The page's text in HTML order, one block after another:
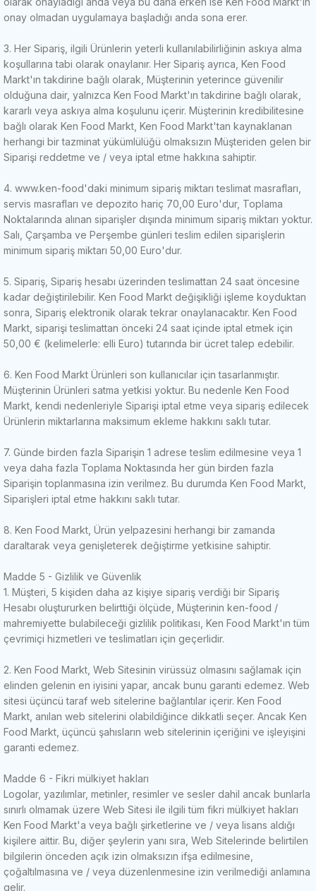
onay olmadan uygulamaya başladığı anda sona erer.
3. Her Sipariş, ilgili Ürünlerin yeterli kullanılabilirliğinin askıya alma
koşullarına tabi olarak onaylanır. Her Sipariş ayrıca, Ken Food
Markt'ın takdirine bağlı olarak, Müşterinin yeterince güvenilir
olduğuna dair, yalnızca Ken Food Markt'ın takdirine bağlı olarak,
kararlı veya askıya alma koşulunu içerir. Müşterinin kredibilitesine
bağlı olarak Ken Food Markt, Ken Food Markt'tan kaynaklanan
herhangi bir tazminat yükümlülüğü olmaksızın Müşteriden gelen bir
Siparişi reddetme ve / veya iptal etme hakkına sahiptir.
4. www.ken-food'daki minimum sipariş miktarı teslimat masrafları,
servis masrafları ve depozito hariç 70,00 Euro'dur, Toplama
Noktalarında alınan siparişler dışında minimum sipariş miktarı yoktur.
Salı, Çarşamba ve Perşembe günleri teslim edilen siparişlerin
minimum sipariş miktarı 50,00 Euro'dur.
5. Sipariş, Sipariş hesabı üzerinden teslimattan 24 saat öncesine
kadar değiştirilebilir. Ken Food Markt değişikliği işleme koyduktan
sonra, Sipariş elektronik olarak tekrar onaylanacaktır. Ken Food
Markt, siparişi teslimattan önceki 24 saat içinde iptal etmek için
50,00 € (kelimelerle: elli Euro) tutarında bir ücret talep edebilir.
6. Ken Food Markt Ürünleri son kullanıcılar için tasarlanmıştır.
Müşterinin Ürünleri satma yetkisi yoktur. Bu nedenle Ken Food
Markt, kendi nedenleriyle Siparişi iptal etme veya sipariş edilecek
Ürünlerin miktarlarına maksimum ekleme hakkını saklı tutar.
7. Günde birden fazla Siparişin 1 adrese teslim edilmesine veya 1
veya daha fazla Toplama Noktasında her gün birden fazla
Siparişin toplanmasına izin verilmez. Bu durumda Ken Food Markt,
Siparişleri iptal etme hakkını saklı tutar.
8. Ken Food Markt, Ürün yelpazesini herhangi bir zamanda
daraltarak veya genişleterek değiştirme yetkisine sahiptir.
Madde 5 - Gizlilik ve Güvenlik
1. Müşteri, 5 kişiden daha az kişiye sipariş verdiği bir Sipariş
Hesabı oluştururken belirttiği ölçüde, Müşterinin ken-food /
mahremiyette bulabileceği gizlilik politikası, Ken Food Markt'ın tüm
çevrimiçi hizmetleri ve teslimatları için geçerlidir.
2. Ken Food Markt, Web Sitesinin virüssüz olmasını sağlamak için
elinden gelenin en iyisini yapar, ancak bunu garanti edemez. Web
sitesi üçüncü taraf web sitelerine bağlantılar içerir. Ken Food
Markt, anılan web sitelerini olabildiğince dikkatli seçer. Ancak Ken
Food Markt, üçüncü şahısların web sitelerinin içeriğini ve işleyişini
garanti edemez.
Madde 6 - Fikri mülkiyet hakları
Logolar, yazılımlar, metinler, resimler ve sesler dahil ancak bunlarla
sınırlı olmamak üzere Web Sitesi ile ilgili tüm fikri mülkiyet hakları
Ken Food Markt'a veya bağlı şirketlerine ve / veya lisans aldığı
kişilere aittir. Bu, diğer şeylerin yanı sıra, Web Sitelerinde belirtilen
bilgilerin önceden açık izin olmaksızın ifşa edilmesine,
çoğaltılmasına ve / veya düzenlenmesine izin verilmediği anlamına
gelir.